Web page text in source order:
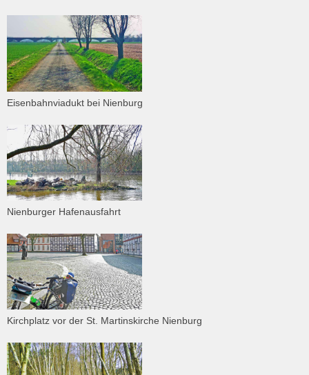
Eisenbahnviadukt bei Nienburg
Nienburger Hafenausfahrt
Kirchplatz vor der St. Martinskirche Nienburg